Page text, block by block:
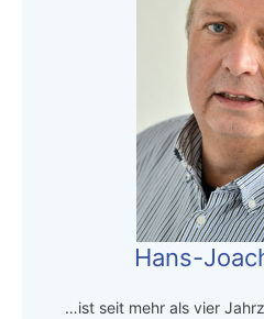
Hans-
…ist seit mehr als vier